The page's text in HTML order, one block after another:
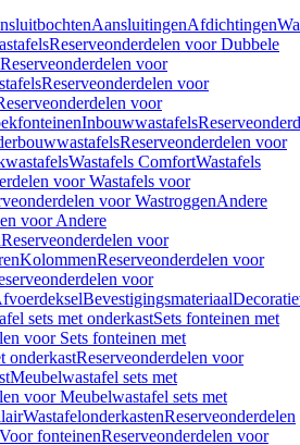
AansluitingenAfdichtingen
Reserveonderdelen voor Dubbele
Reserveonderdelen voor
Reserveonderdelen voor
voor
Inbouwwastafels
Reserveonderdelen voor
Wastafels ComfortWastafels
voor Wastafels voor
voor WastroggenAndere
voor Andere
Reserveonderdelen voor
KolommenReserveonderdelen voor
voor
Bevestigingsmateriaal
sets met onderkastSets fonteinen met
voor Sets fonteinen met
onderkastReserveonderdelen voor
Meubelwastafel sets met
voor Meubelwastafel sets met
WastafelonderkastenReserveonderdelen
Voor fonteinenReserveonderdelen voor